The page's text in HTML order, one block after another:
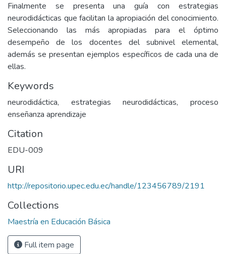
Finalmente se presenta una guía con estrategias
neurodidácticas que facilitan la apropiación del conocimiento.
Seleccionando las más apropiadas para el óptimo
desempeño de los docentes del subnivel elemental,
además se presentan ejemplos específicos de cada una de
ellas.
Keywords
neurodidáctica, estrategias neurodidácticas, proceso
enseñanza aprendizaje
Citation
EDU-009
URI
http://repositorio.upec.edu.ec/handle/123456789/2191
Collections
Maestría en Educación Básica
Full item page